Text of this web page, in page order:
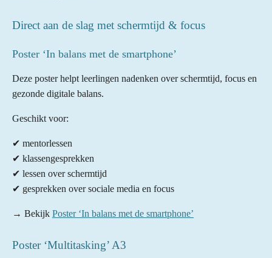
Direct aan de slag met schermtijd & focus
Poster ‘In balans met de smartphone’
Deze poster helpt leerlingen nadenken over schermtijd, focus en
gezonde digitale balans.
Geschikt voor:
✔ mentorlessen
✔ klassengesprekken
✔ lessen over schermtijd
✔ gesprekken over sociale media en focus
→ Bekijk Poster ‘In balans met de smartphone’
Poster ‘Multitasking’ A3